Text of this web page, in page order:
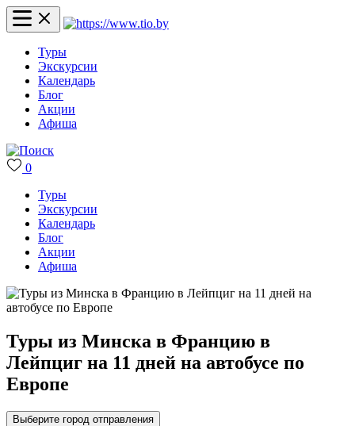
Туры
Экскурсии
Календарь
Блог
Акции
Афиша
0
Туры
Экскурсии
Календарь
Блог
Акции
Афиша
Туры из Минска в Францию в
Лейпциг на 11 дней на автобусе по
Европе
Выберите город отправления